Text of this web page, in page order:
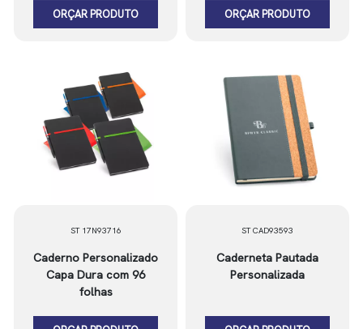
ORÇAR PRODUTO ORÇAR PRODUTO
ST 17N93716
Caderno Personalizado
Capa Dura com 96
folhas
ST CAD93593
Caderneta Pautada
Personalizada